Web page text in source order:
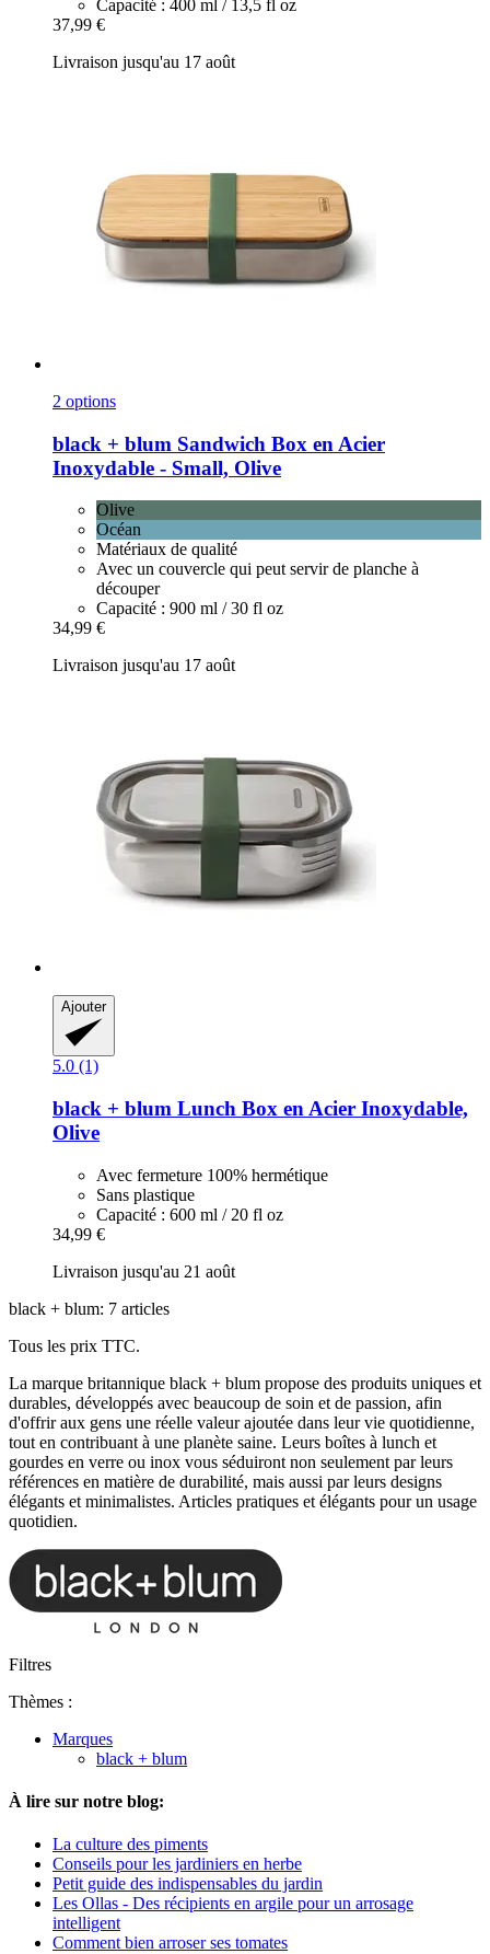
Capacité : 400 ml / 13,5 fl oz
37,99 €
Livraison jusqu'au 17 août
2 options
black + blum Sandwich Box en Acier
Inoxydable -​ Small, Olive
Olive
Océan
Matériaux de qualité
Avec un couvercle qui peut servir de planche à
découper
Capacité : 900 ml / 30 fl oz
34,99 €
Livraison jusqu'au 17 août
Ajouter
5.0 (1)
black + blum Lunch Box en Acier Inoxydable,
Olive
Avec fermeture 100% hermétique
Sans plastique
Capacité : 600 ml / 20 fl oz
34,99 €
Livraison jusqu'au 21 août
black + blum: 7 articles
Tous les prix TTC.
La marque britannique black + blum propose des produits uniques et
durables, développés avec beaucoup de soin et de passion, afin
d'offrir aux gens une réelle valeur ajoutée dans leur vie quotidienne,
tout en contribuant à une planète saine. Leurs boîtes à lunch et
gourdes en verre ou inox vous séduiront non seulement par leurs
références en matière de durabilité, mais aussi par leurs designs
élégants et minimalistes. Articles pratiques et élégants pour un usage
quotidien.
Filtres
Thèmes :
Marques
black + blum
À lire sur notre blog:
La culture des piments
Conseils pour les jardiniers en herbe
Petit guide des indispensables du jardin
Les Ollas - Des récipients en argile pour un arrosage
intelligent
Comment bien arroser ses tomates